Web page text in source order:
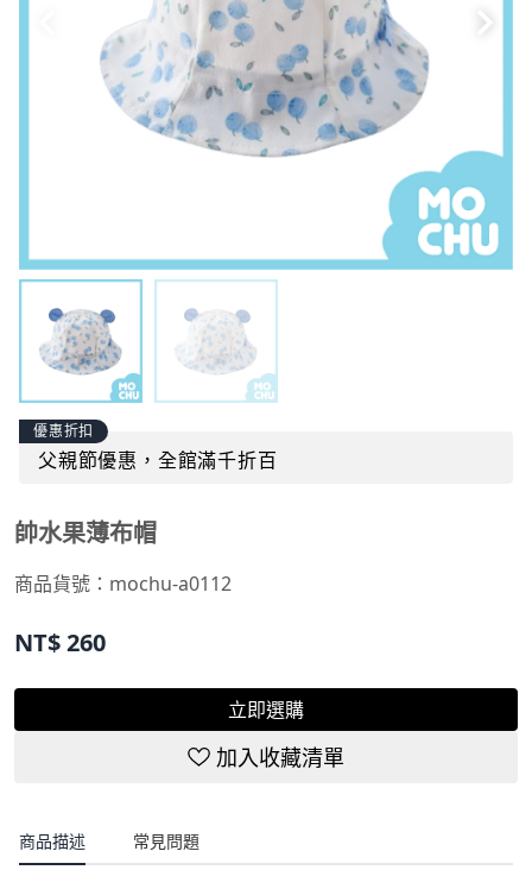
優惠折扣
父親節優惠，全館滿千折百
帥水果薄布帽
商品貨號： mochu-a0112
NT$260
立即選購
加入收藏清單
商品描述 常見問題